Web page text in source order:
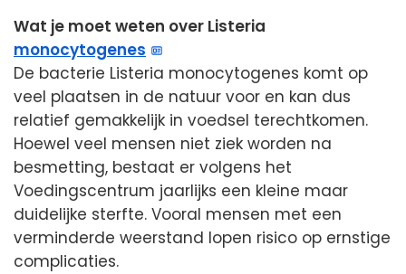
Wat je moet weten over Listeria
monocytogenes
De bacterie Listeria monocytogenes komt op
veel plaatsen in de natuur voor en kan dus
relatief gemakkelijk in voedsel terechtkomen.
Hoewel veel mensen niet ziek worden na
besmetting, bestaat er volgens het
Voedingscentrum jaarlijks een kleine maar
duidelijke sterfte. Vooral mensen met een
verminderde weerstand lopen risico op ernstige
complicaties.